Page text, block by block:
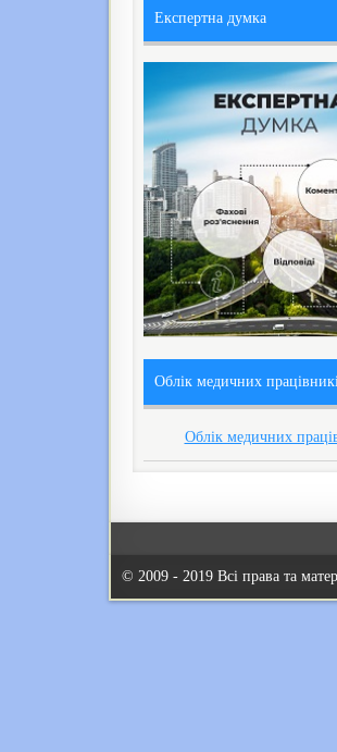
Експертна думка
Облік медичних
Облік медичних
© 2009 - 2019 Всі права та